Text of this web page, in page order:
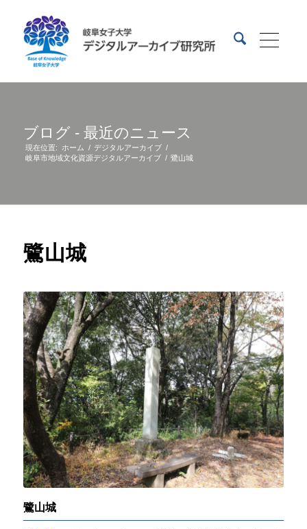
ブログ - 最近のニュース
現在位置: ホーム / デジタルアーカイブ /
岐阜市地域文化資源デジタルアーカイブ / 鷺山城
鷺山城
鷺山城